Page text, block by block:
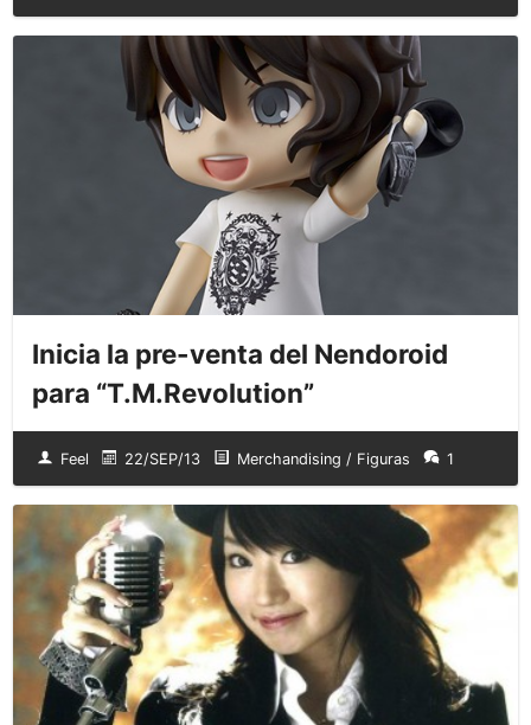
Inicia la pre-venta del Nendoroid
para “T.M.Revolution”
Feel 22/SEP/13 Merchandising / Figuras 1